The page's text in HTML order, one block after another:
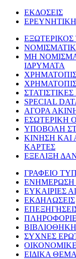
ΕΚΔΟΣΕΙΣ
ΜΗ
ΙΔΡΥΜΑΤΑ
SPECIAL
ΑΓΟΡΑ
ΕΣΩΤΕΡΙΚΗ
ΥΠΟΒΟΛΗ
ΚΙΝΗΣΗ
ΚΑΡΤΕΣ
ΕΞΕΛΙΞΗ
ΓΡΑΦΕΙΟ
ΕΥΚΑΙΡΙΕΣ
ΕΚΔΗΛΩΣΕΙΣ
ΣΥΧΝΕΣ
ΕΙΔΙΚΑ